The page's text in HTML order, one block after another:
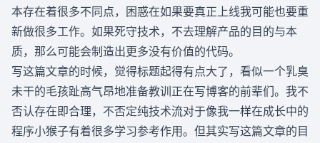
本存在着很多不同点，困惑在如果要真正上线我可能也要重
新做很多工作。如果死守技术，不去理解产品的目的与本
质，那么可能会制造出更多没有价值的代码。
写这篇文章的时候，觉得标题起得有点大了，看似一个乳臭
未干的毛孩趾高气昂地准备教训正在写博客的前辈们。我不
否认存在即合理，不否定纯技术流对于像我一样在成长中的
程序小猴子有着很多学习参考作用。但其实写这篇文章的目